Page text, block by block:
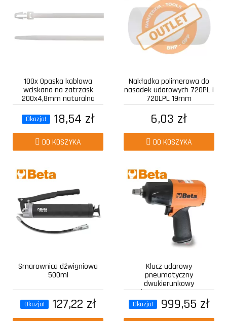
100x Opaska kablowa
wciskana na zatrzask
200x4,8mm naturalna
Okazja! 18,54 zł
DO KOSZYKA
Nakładka polimerowa do
nasadek udarowych 720PL i
720LPL 19mm
6,03 zł
DO KOSZYKA
Smarownica dźwigniowa
500ml
Okazja! 127,22 zł
Klucz udarowy
pneumatyczny
dwukierunkowy
kompozytowy z...
Okazja! 999,55 zł